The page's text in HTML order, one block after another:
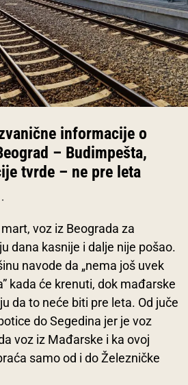
informacije o
– Budimpešta,
tvrde – ne pre leta
voz iz Beograda za
dana kasnije i dalje nije pošao.
navode da „nema još uvek
kada će krenuti, dok mađarske
da to neće biti pre leta. Od juče
do Segedina jer je voz
voz iz Mađarske i ka ovoj
samo od i do Železničke